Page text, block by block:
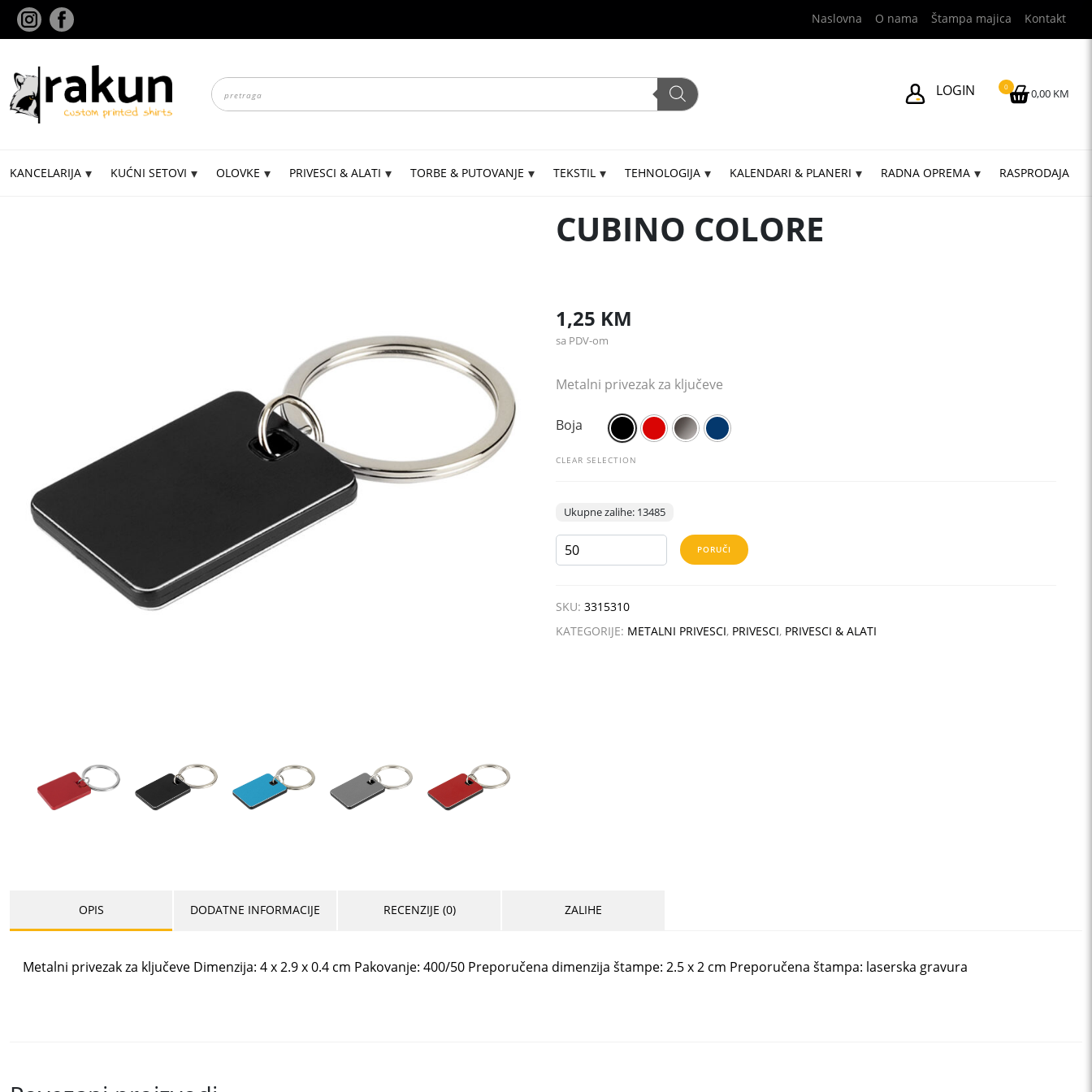
Skip
Naslovna O nama Štampa majica Kontakt
Products
search
LOGIN 0,00 KM
0
KANCELARIJA KUĆNI SETOVI OLOVKE PRIVESCI & ALATI TORBE & PUTOVANJE TEKSTIL TEHNOLOGIJA KALENDARI & PLANERI RADNA OPREMA RASPRODAJA
CUBINO COLORE
1,25 KM
sa PDV-om
Metalni privezak za ključeve
Boja
CLEAR SELECTION
Ukupne zalihe: 13485
CUBINO
COLORE
PORUČI
SKU: 3315310
KATEGORIJE: METALNI PRIVESCI, PRIVESCI, PRIVESCI & ALATI
OPIS DODATNE INFORMACIJE RECENZIJE (0) ZALIHE
Metalni privezak za ključeve Dimenzija: 4 x 2.9 x 0.4 cm Pakovanje: 400/50 Preporučena dimenzija štampe: 2.5 x 2 cm Preporučena štampa: laserska gravura